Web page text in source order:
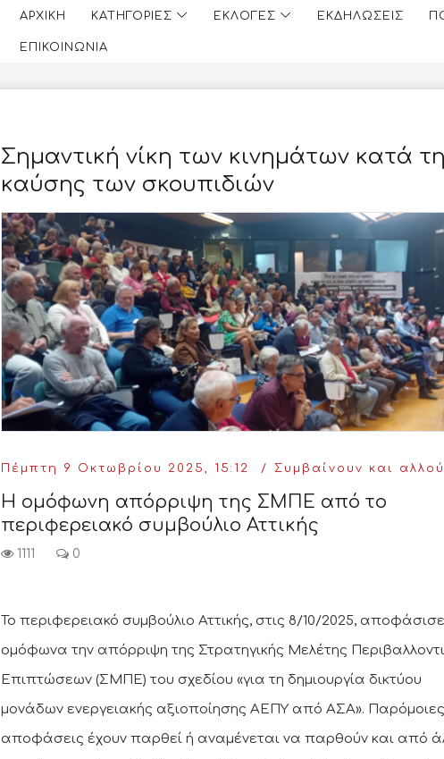
ΑΡΧΙΚΗ ΚΑΤΗΓΟΡΙΕΣ ΕΚΛΟΓΕΣ ΕΚΔΗΛΩΣΕΙΣ
ΕΠΙΚΟΙΝΩΝΙΑ
Σημαντική νίκη των κινημάτων κατά
καύσης των σκουπιδιών
Πέμπτη 9 Οκτωβρίου 2025, 15:12 Συμβαίνουν και αλλού
H ομόφωνη απόρριψη της ΣΜΠΕ από το
περιφερειακό συμβούλιο Αττικής
1111 0
Το περιφερειακό συμβούλιο Αττικής, στις 8/10/2025, αποφάσισε
ομόφωνα την απόρριψη της Στρατηγικής Μελέτης
Επιπτώσεων (ΣΜΠΕ) του σχεδίου «για τη δημιουργία δικτύου
μονάδων ενεργειακής αξιοποίησης ΑΕΠΥ από ΑΣΑ». Παρόμοιες
αποφάσεις έχουν παρθεί ή αναμένεται να παρθούν και από